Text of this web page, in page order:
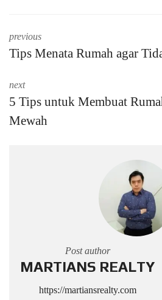
previous
Tips Menata Rumah agar
next
5 Tips untuk Membuat
Mewah
Post author
MARTIANS REALTY
https://martiansrealty.com